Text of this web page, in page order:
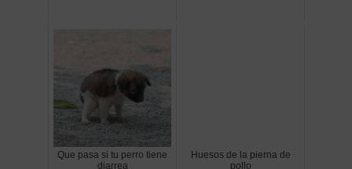
Que pasa si tu perro tiene
diarrea
Huesos de la pierna de
pollo